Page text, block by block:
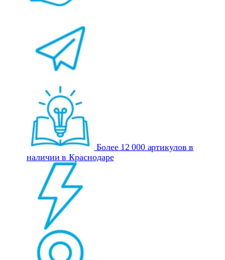
Более 12 000 артикулов в
наличии в Краснодаре